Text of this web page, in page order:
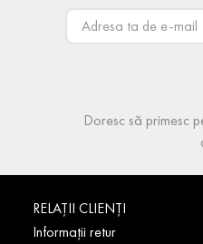
Doresc să primesc
RELAȚII CLIENȚI
Informații retur